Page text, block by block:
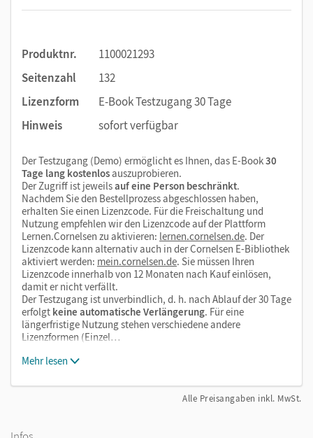
Produktnr.
1100021293
Seitenzahl
132
Lizenzform
E-Book Testzugang 30 Tage
Hinweis
sofort verfügbar
Der Testzugang (Demo) ermöglicht es Ihnen, das E-Book30
Tage lang kostenlosauszuprobieren.
Der Zugriff ist jeweilsauf eine Person beschränkt.
Nachdem Sie den Bestellprozess abgeschlossen haben,
erhalten Sie einen Lizenzcode. Für die Freischaltung und
Nutzung empfehlen wir den Lizenzcode auf der Plattform
Lernen.Cornelsen zu aktivieren: lernen.cornelsen.de. Der
Lizenzcode kann alternativ auch in der Cornelsen E-Bibliothek
aktiviert werden: mein.cornelsen.de. Sie müssen Ihren
Lizenzcode innerhalb von 12 Monaten nach Kauf einlösen,
damit er nicht verfällt.
Der Testzugang ist unverbindlich, d. h. nach Ablauf der 30 Tage
erfolgt keine automatische Verlängerung. Für eine
längerfristige Nutzung stehen verschiedene andere
Lizenzformen (Einzel…
Mehr lesen
Alle Preisangaben inkl. MwSt.